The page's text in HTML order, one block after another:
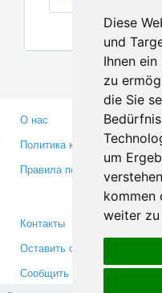
Diese
und
Ihnen
zu
die Sie
um
kommen
weiter
О нас
Политика
Правила пользования
Контакты
Оставить отзыв
Сообщить об ошибке